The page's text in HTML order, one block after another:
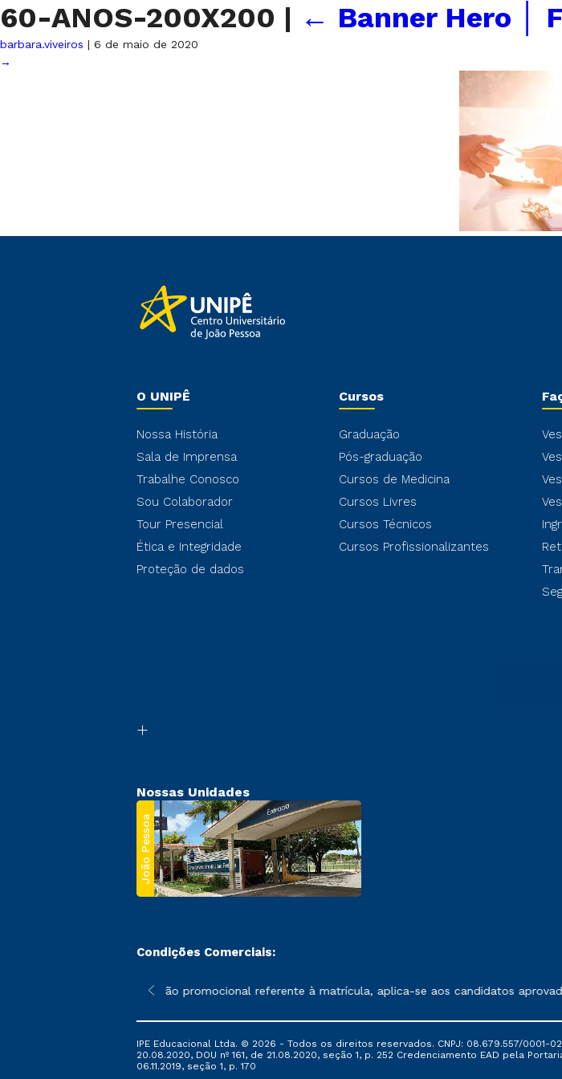
60-ANOS-200X200 | ← Banner Hero │
barbara.viveiros | 6 de maio de 2020
→
O UNIPÊ
Nossa História
Sala de Imprensa
Trabalhe Conosco
Sou Colaborador
Tour Presencial
Ética e Integridade
Proteção de dados
Cursos
Graduação
Pós-graduação
Cursos de Medicina
Cursos Livres
Cursos Técnicos
Cursos Profissionalizantes
Nossas Unidades
João Pessoa
Condições Comerciais:
sofrer alterações nos períodos de rematrícula conforme exposto no contrato de prestação
*A condição promocional referente à matrícula, aplica-se aos candidatos
IPE Educacional Ltda. © 2026 - Todos os direitos reservados. CNPJ: 08.679.557/0001-
20.08.2020, DOU nº 161, de 21.08.2020, seção 1, p. 252 Credenciamento EAD pela
06.11.2019, seção 1, p. 170